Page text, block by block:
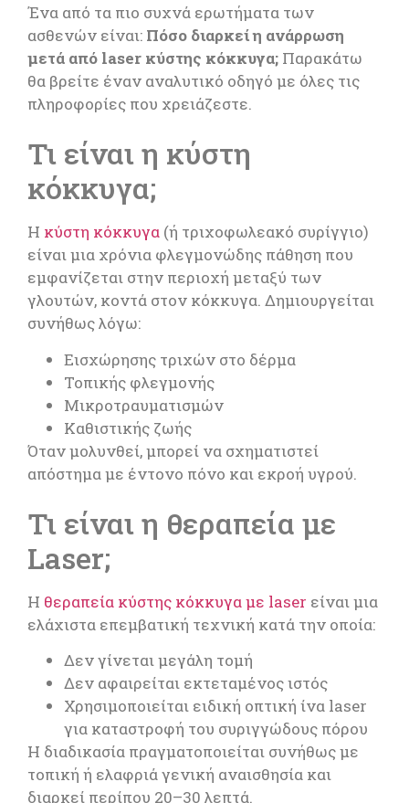
Ένα από τα πιο συχνά ερωτήματα των
ασθενών είναι: Πόσο διαρκεί η ανάρρωση
μετά από laser κύστης κόκκυγα; Παρακάτω
θα βρείτε έναν αναλυτικό οδηγό με όλες τις
πληροφορίες που χρειάζεστε.
Τι είναι η κύστη
κόκκυγα;
Η κύστη κόκκυγα (ή τριχοφωλεακό συρίγγιο)
είναι μια χρόνια φλεγμονώδης πάθηση που
εμφανίζεται στην περιοχή μεταξύ των
γλουτών, κοντά στον κόκκυγα. Δημιουργείται
συνήθως λόγω:
Εισχώρησης τριχών στο δέρμα
Τοπικής φλεγμονής
Μικροτραυματισμών
Καθιστικής ζωής
Όταν μολυνθεί, μπορεί να σχηματιστεί
απόστημα με έντονο πόνο και εκροή υγρού.
Τι είναι η θεραπεία με
Laser;
Η θεραπεία κύστης κόκκυγα με laser είναι μια
ελάχιστα επεμβατική τεχνική κατά την οποία:
Δεν γίνεται μεγάλη τομή
Δεν αφαιρείται εκτεταμένος ιστός
Χρησιμοποιείται ειδική οπτική ίνα laser
για καταστροφή του συριγγώδους πόρου
Η διαδικασία πραγματοποιείται συνήθως με
τοπική ή ελαφριά γενική αναισθησία και
διαρκεί περίπου 20–30 λεπτά.